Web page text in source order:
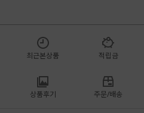
최근본상품 적립금
상품후기 주문/배송